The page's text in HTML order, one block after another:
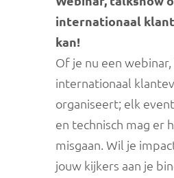
internationaal
kan!
Of je nu een
internationaal
organiseert; elk
en technisch mag er
misgaan. Wil je
jouw kijkers aan je